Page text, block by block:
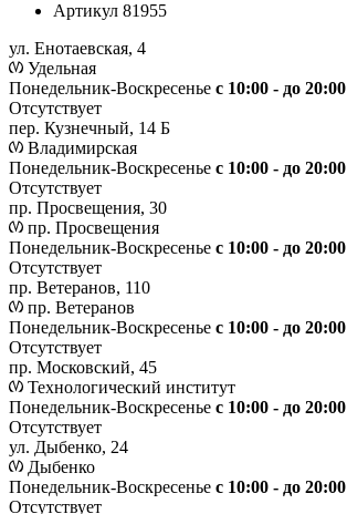
Артикул 81955
ул. Енотаевская, 4
Удельная
Понедельник-Воскресенье с 10:00 - до 20:00
Отсутствует
пер. Кузнечный, 14 Б
Владимирская
Понедельник-Воскресенье с 10:00 - до 20:00
Отсутствует
пр. Просвещения, 30
пр. Просвещения
Понедельник-Воскресенье c 10:00 - до 20:00
Отсутствует
пр. Ветеранов, 110
пр. Ветеранов
Понедельник-Воскресенье с 10:00 - до 20:00
Отсутствует
пр. Московский, 45
Технологический институт
Понедельник-Воскресенье с 10:00 - до 20:00
Отсутствует
ул. Дыбенко, 24
Дыбенко
Понедельник-Воскресенье с 10:00 - до 20:00
Отсутствует